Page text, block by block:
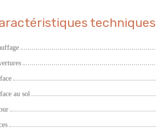
techniques
au sol